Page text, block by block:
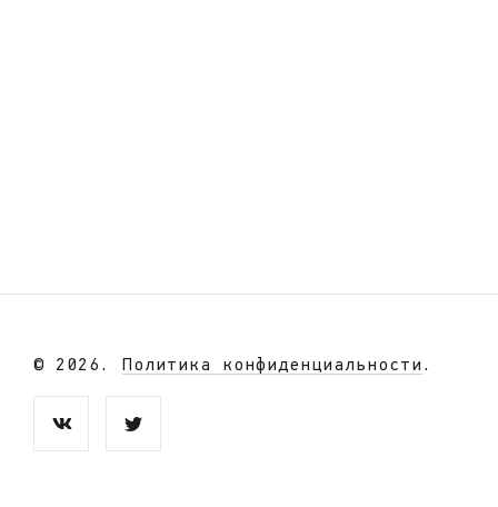
© 2026. Политика конфиденциальности .